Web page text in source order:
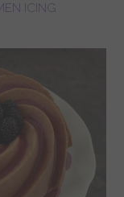
ICING